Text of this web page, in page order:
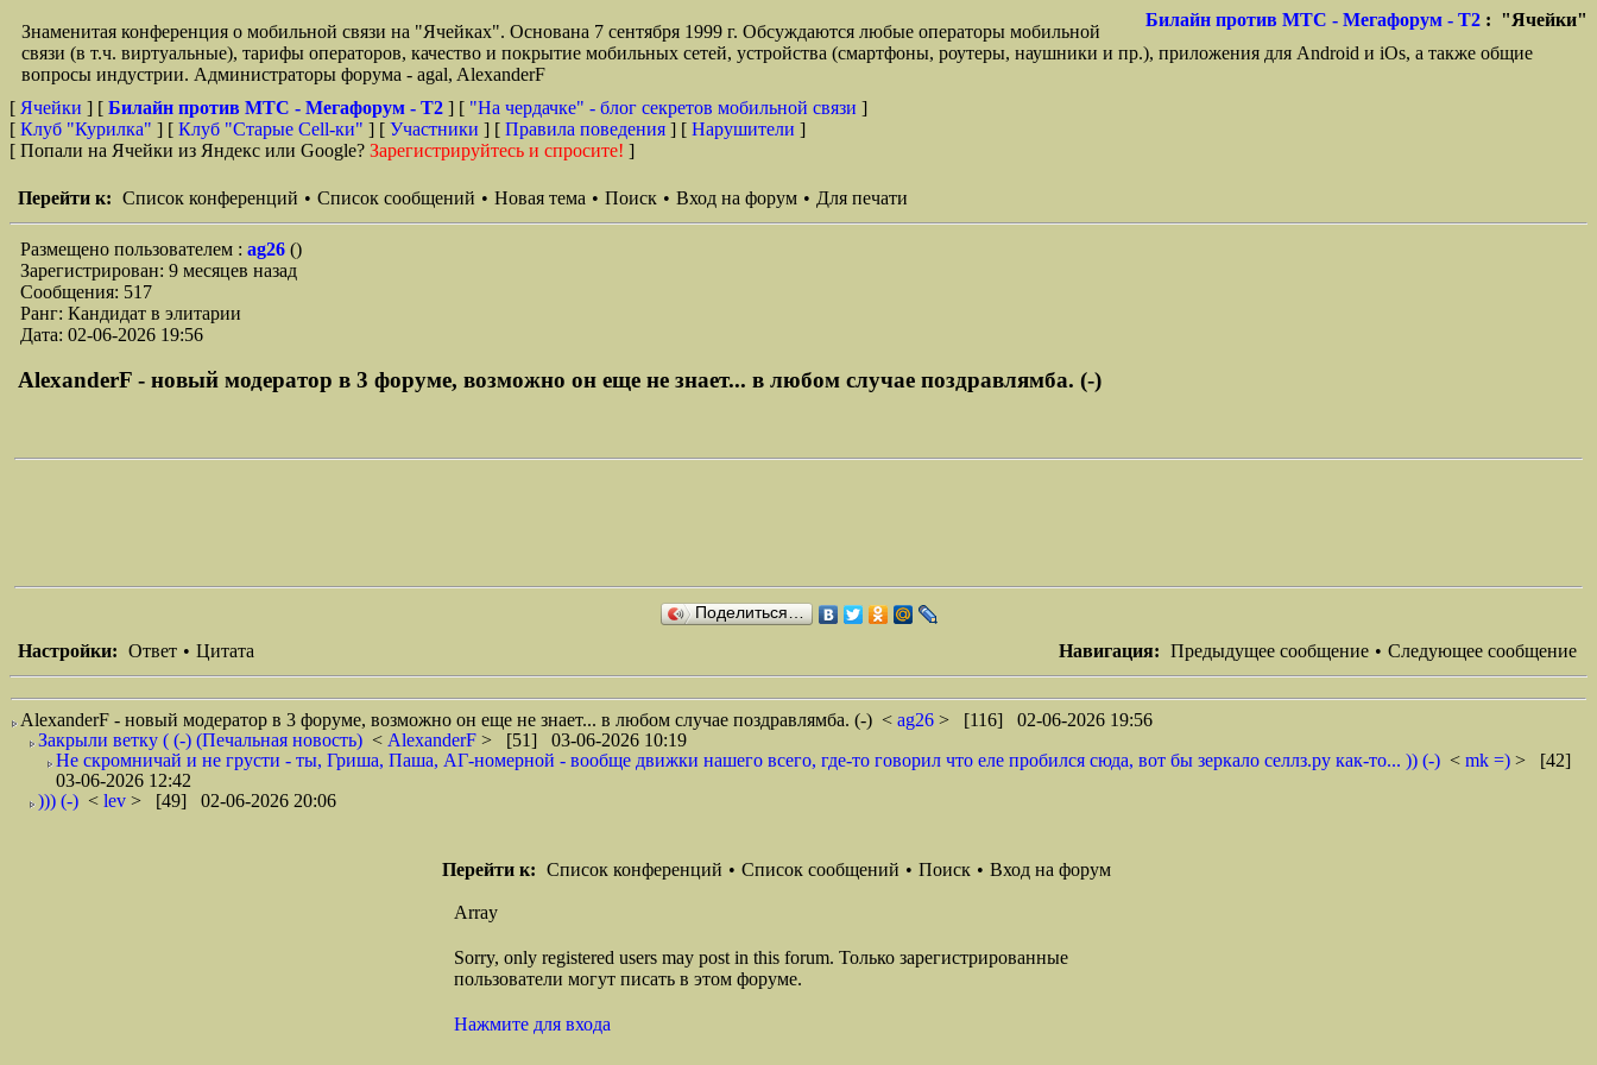
Билайн против МТС - Мегафорум - T2 : "Ячейки"
Знаменитая конференция о мобильной связи на "Ячейках". Основана 7 сентября 1999 г. Обсуждаются любые операторы мобильной
связи (в т.ч. виртуальные), тарифы операторов, качество и покрытие мобильных сетей, устройства (смартфоны, роутеры, наушники и пр.), приложения для Android и iOs, а также общие
вопросы индустрии. Администраторы форума - agal, AlexanderF
[ Ячейки ] [ Билайн против МТС - Мегафорум - T2 ] [ "На чердачке" - блог секретов мобильной связи ]
[ Клуб "Курилка" ] [ Клуб "Старые Сell-ки" ] [ Участники ] [ Правила поведения ] [ Нарушители ]
[ Попали на Ячейки из Яндекс или Google? Зарегистрируйтесь и спросите! ]
Перейти к: Список конференций • Список сообщений • Новая тема • Поиск • Вход на форум • Для печати
Размещено пользователем : ag26 ()
Зарегистрирован: 9 месяцев назад
Сообщения: 517
Ранг: Кандидат в элитарии
Дата: 02-06-2026 19:56
AlexanderF - новый модератор в 3 форуме, возможно он еще не знает... в любом случае поздравлямба. (-)
Поделиться…
Навигация: Предыдущее сообщение • Следующее сообщение
Настройки: Ответ • Цитата
AlexanderF - новый модератор в 3 форуме, возможно он еще не знает... в любом случае поздравлямба. (-) < ag26 > [116] 02-06-2026 19:56
Закрыли ветку ( (-) (Печальная новость) < AlexanderF > [51] 03-06-2026 10:19
Не скромничай и не грусти - ты, Гриша, Паша, АГ-номерной - вообще движки нашего всего, где-то говорил что еле пробился сюда, вот бы зеркало селлз.ру как-то... )) (-) < mk =) > [42]
03-06-2026 12:42
))) (-) < lev > [49] 02-06-2026 20:06
Перейти к: Список конференций • Список сообщений • Поиск • Вход на форум
Array
Sorry, only registered users may post in this forum. Только зарегистрированные
пользователи могут писать в этом форуме.
Нажмите для входа